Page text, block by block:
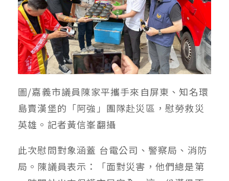
圖/嘉義市議員陳家平攜手來自屏東、知名環
島賣漢堡的「阿強」團隊赴災區，慰勞救災
英雄。記者黃信峯翻攝
此次慰問對象涵蓋 台電公司、警察局、消防
局。陳議員表示：「面對災害，他們總是第